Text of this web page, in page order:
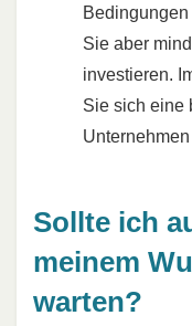
Sie aber
investieren.
Sie sich eine
Sollte ich
meinem
warten?